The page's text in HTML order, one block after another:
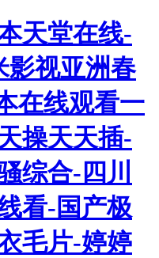
天堂在线-
影视亚洲春
在线观看一
操天天插-
综合-四川
看-国产极
毛片-婷婷